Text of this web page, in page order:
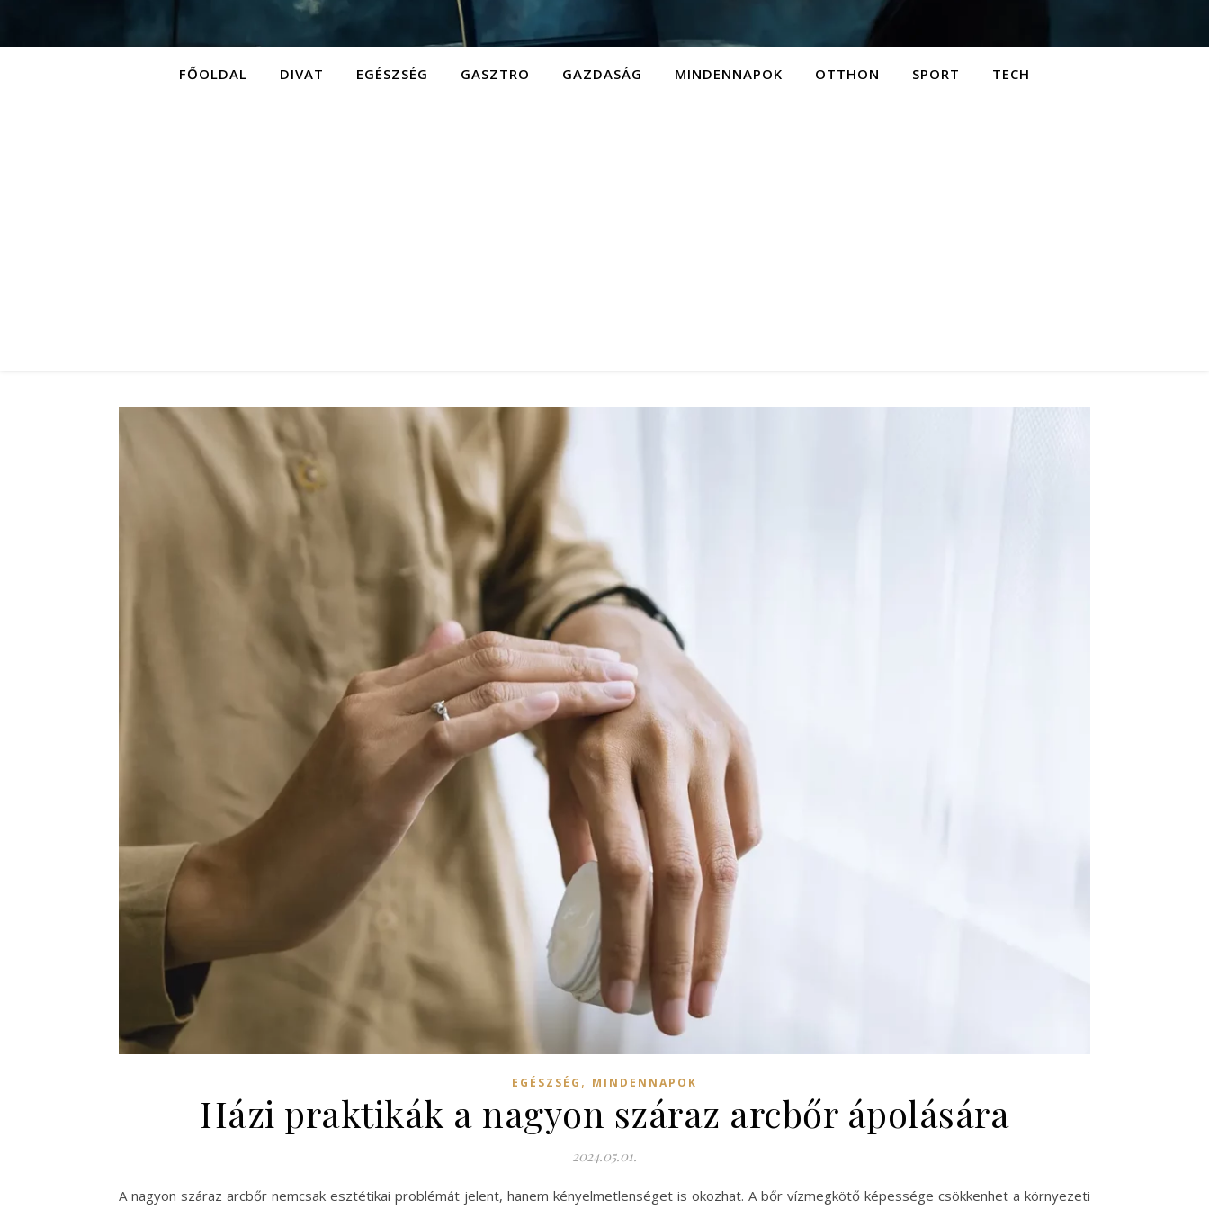
FŐOLDAL DIVAT EGÉSZSÉG GASZTRO GAZDASÁG MINDENNAPOK OTTHON SPORT TECH
EGÉSZSÉG , MINDENNAPOK
Házi praktikák a nagyon száraz arcbőr ápolására
2024.05.01.
A nagyon száraz arcbőr nemcsak esztétikai problémát jelent, hanem kényelmetlenséget is okozhat. A bőr vízmegkötő képessége csökkenhet a környezeti